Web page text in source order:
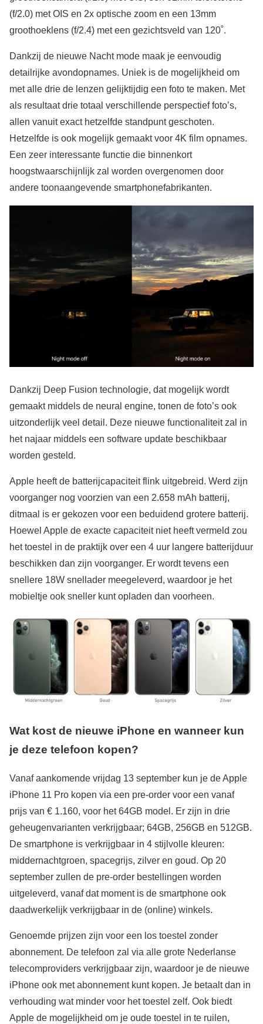
(f/2.0) met OIS en 2x optische zoom en een 13mm
groothoeklens (f/2.4) met een gezichtsveld van 120˚.
Dankzij de nieuwe Nacht mode maak je eenvoudig
detailrijke avondopnames. Uniek is de mogelijkheid om
met alle drie de lenzen gelijktijdig een foto te maken. Met
als resultaat drie totaal verschillende perspectief foto’s,
allen vanuit exact hetzelfde standpunt geschoten.
Hetzelfde is ook mogelijk gemaakt voor 4K film opnames.
Een zeer interessante functie die binnenkort
hoogstwaarschijnlijk zal worden overgenomen door
andere toonaangevende smartphonefabrikanten.
Dankzij Deep Fusion technologie, dat mogelijk wordt
gemaakt middels de neural engine, tonen de foto’s ook
uitzonderlijk veel detail. Deze nieuwe functionaliteit zal in
het najaar middels een software update beschikbaar
worden gesteld.
Apple heeft de batterijcapaciteit flink uitgebreid. Werd zijn
voorganger nog voorzien van een 2.658 mAh batterij,
ditmaal is er gekozen voor een beduidend grotere batterij.
Hoewel Apple de exacte capaciteit niet heeft vermeld zou
het toestel in de praktijk over een 4 uur langere batterijduur
beschikken dan zijn voorganger. Er wordt tevens een
snellere 18W snellader meegeleverd, waardoor je het
mobieltje ook sneller kunt opladen dan voorheen.
Wat kost de nieuwe iPhone en wanneer kun
je deze telefoon kopen?
Vanaf aankomende vrijdag 13 september kun je de Apple
iPhone 11 Pro kopen via een pre-order voor een vanaf
prijs van € 1.160, voor het 64GB model. Er zijn in drie
geheugenvarianten verkrijgbaar; 64GB, 256GB en 512GB.
De smartphone is verkrijgbaar in 4 stijlvolle kleuren:
middernachtgroen, spacegrijs, zilver en goud. Op 20
september zullen de pre-order bestellingen worden
uitgeleverd, vanaf dat moment is de smartphone ook
daadwerkelijk verkrijgbaar in de (online) winkels.
Genoemde prijzen zijn voor een los toestel zonder
abonnement. De telefoon zal via alle grote Nederlanse
telecomproviders verkrijgbaar zijn, waardoor je de nieuwe
iPhone ook met abonnement kunt kopen. Je betaalt dan in
verhouding wat minder voor het toestel zelf. Ook biedt
Apple de mogelijkheid om je oude toestel in te ruilen,